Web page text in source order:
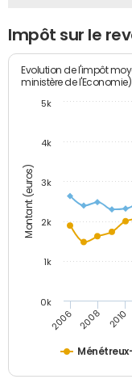
Impôt sur le
Montant (euros)
Evolution de l'impôt
ministère de l'Economie)
2006 2008 2010
0k
1k
2k
3k
4k
5k